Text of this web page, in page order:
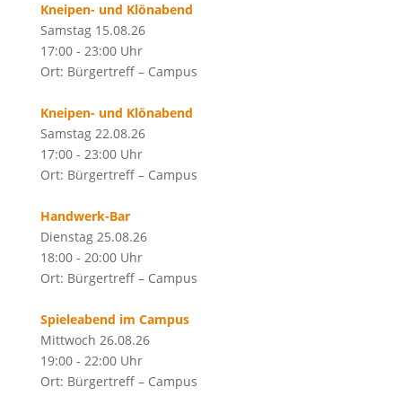
Kneipen- und Klönabend
Samstag 15.08.26
17:00 - 23:00 Uhr
Ort: Bürgertreff – Campus
Kneipen- und Klönabend
Samstag 22.08.26
17:00 - 23:00 Uhr
Ort: Bürgertreff – Campus
Handwerk-Bar
Dienstag 25.08.26
18:00 - 20:00 Uhr
Ort: Bürgertreff – Campus
Spieleabend im Campus
Mittwoch 26.08.26
19:00 - 22:00 Uhr
Ort: Bürgertreff – Campus